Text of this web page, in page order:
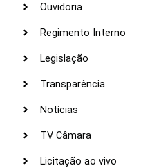
Ouvidoria
Regimento Interno
Legislação
Transparência
Notícias
TV Câmara
Licitação ao vivo